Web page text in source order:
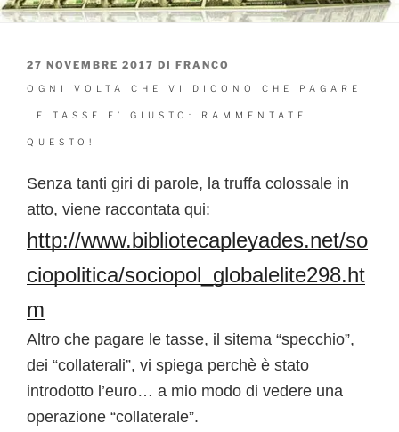
PUBBLICATO
27 NOVEMBRE 2017 DI FRANCO
OGNI VOLTA CHE VI DICONO CHE PAGARE
LE TASSE E’ GIUSTO: RAMMENTATE
QUESTO!
Senza tanti giri di parole, la truffa colossale in
atto, viene raccontata qui:
http://www.bibliotecapleyades.net/so
ciopolitica/sociopol_globalelite298.ht
m
Altro che pagare le tasse, il sitema “specchio”,
dei “collaterali”, vi spiega perchè è stato
introdotto l’euro… a mio modo di vedere una
operazione “collaterale”.